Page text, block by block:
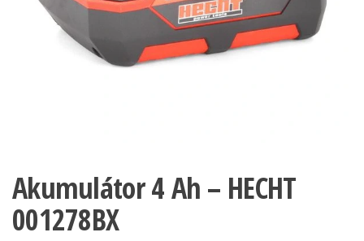
Akumulátor 4 Ah – HECHT
001278BX